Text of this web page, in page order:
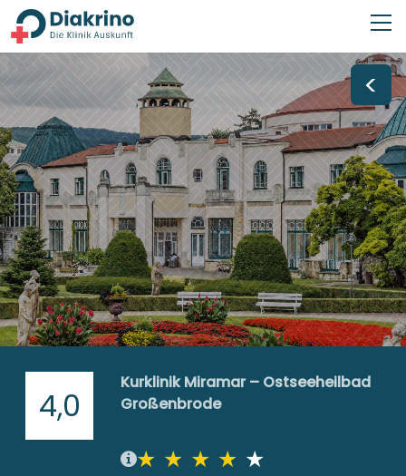
<
4,0
Kurklinik Miramar – Ostseeheilbad
Großenbrode